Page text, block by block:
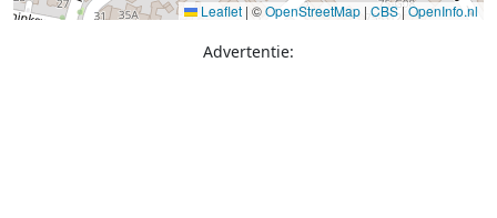
Leaflet | ©OpenStreetMap |CBS|OpenInfo.nl
Advertentie: